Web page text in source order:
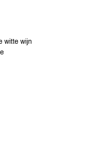
witte wijn